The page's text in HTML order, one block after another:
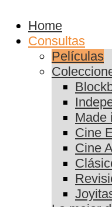
Home
Consultas
Películas
Made
Cine
Cine